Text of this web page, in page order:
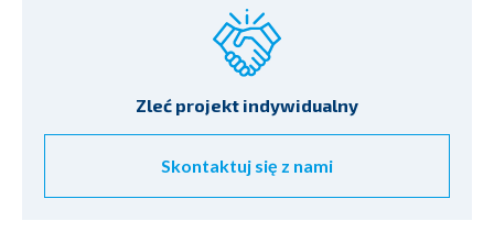
Zleć projekt indywidualny
Skontaktuj się z nami